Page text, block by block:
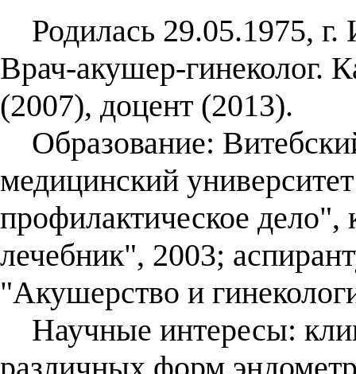
Родилась 29.05.1975, г.
Врач-акушер-гинеколог.
(2007), доцент (2013).
Образование:
медицинский
профилактическое
лечебник", 2003;
"Акушерство и
Научные интересы: